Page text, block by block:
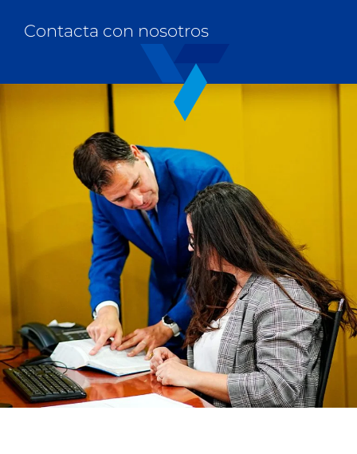
Contacta con nosotros